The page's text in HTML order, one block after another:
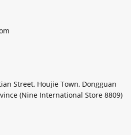
Street, Houjie Town, Dongguan
(Nine International Store 8809)